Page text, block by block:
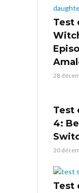
Test
28
Test
4:
20
Test